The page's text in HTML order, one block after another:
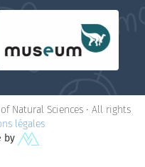
Natural Sciences • All rights
légales
by